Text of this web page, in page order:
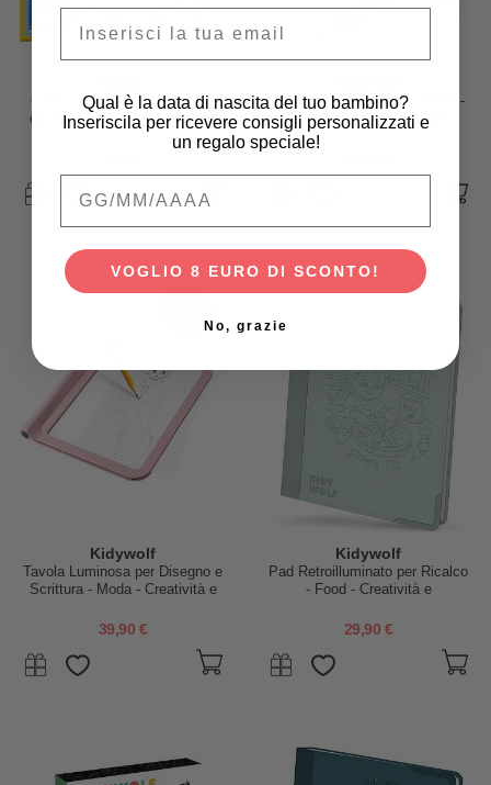
Crea con gli Adesivi - Animali
del Mare - più di 400 adesivi -
Kit Creativo Kidyneon - Rosa -
Crea e Illumina le tue Idee
Kidywolf
Tavola Luminosa per Disegno e
Scrittura - Moda - Creatività e
anni
39,90 €
Kidywolf
Pad Retroilluminato per Ricalco
- Food - Creatività e
anni
29,90 €
Qual è la data di nascita del tuo bambino?
Inseriscila per ricevere consigli personalizzati e
un regalo speciale!
Qual è la data di nascita del tuo
VOGLIO 8 EURO DI SCONTO!
No, grazie